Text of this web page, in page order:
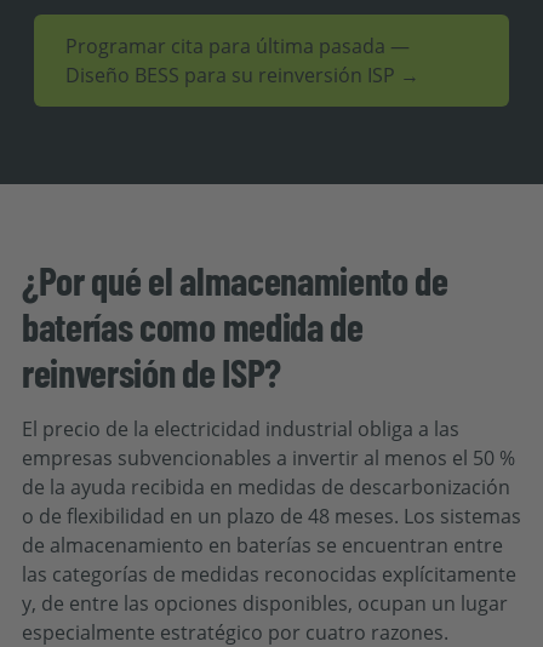
Programar cita para última pasada —
Diseño BESS para su reinversión ISP →
¿Por qué el almacenamiento de
baterías como medida de
reinversión de ISP?
El precio de la electricidad industrial obliga a las
empresas subvencionables a invertir al menos el 50 %
de la ayuda recibida en medidas de descarbonización
o de flexibilidad en un plazo de 48 meses. Los sistemas
de almacenamiento en baterías se encuentran entre
las categorías de medidas reconocidas explícitamente
y, de entre las opciones disponibles, ocupan un lugar
especialmente estratégico por cuatro razones.